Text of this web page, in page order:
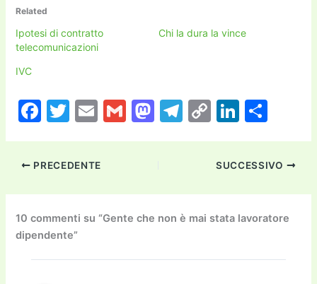
Related
Ipotesi di contratto
telecomunicazioni
Chi la dura la vince
IVC
F
c
b
o
o
k
T
itt
E
ai
G
M
d
o
T
a
m
C
p
y
Li
n
Li
k
dI
n
n
vi
di
PRECEDENTE SUCCESSIVO
10 commenti su “Gente che non è mai stata lavoratore
dipendente”